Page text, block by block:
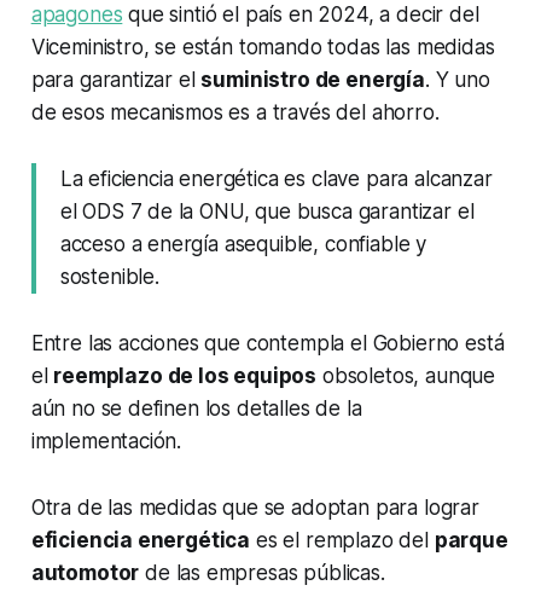
apagones que sintió el país en 2024, a decir del
Viceministro, se están tomando todas las medidas
para garantizar el suministro de energía. Y uno
de esos mecanismos es a través del ahorro.
La eficiencia energética es clave para alcanzar
el ODS 7 de la ONU, que busca garantizar el
acceso a energía asequible, confiable y
sostenible.
Entre las acciones que contempla el Gobierno está
el reemplazo de los equipos obsoletos, aunque
aún no se definen los detalles de la
implementación.
Otra de las medidas que se adoptan para lograr
eficiencia energética es el remplazo del parque
automotor de las empresas públicas.